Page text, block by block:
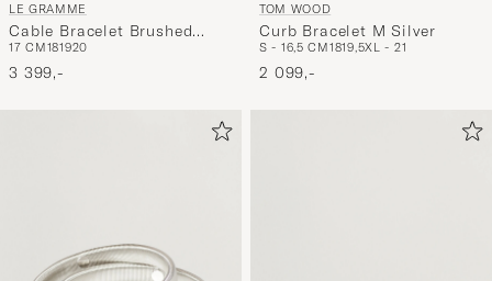
LE GRAMME
Cable Bracelet Brushed
Sterling Silver 7g
17 CM181920
3 399,-
TOM WOOD
Curb Bracelet M Silver
S - 16,5 CM1819,5XL - 21
2 099,-